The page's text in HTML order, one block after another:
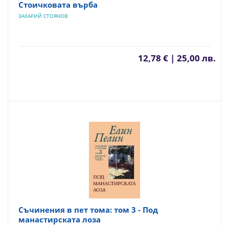
Стоичковата върба
ЗАХАРИЙ СТОЯНОВ
12,78 € | 25,00 лв.
Съчинения в пет тома: том 3 - Под
манастирската лоза